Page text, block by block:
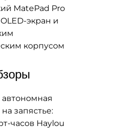
MatePad Pro
OLED-экран и
корпусом
запястье:
часов Haylou